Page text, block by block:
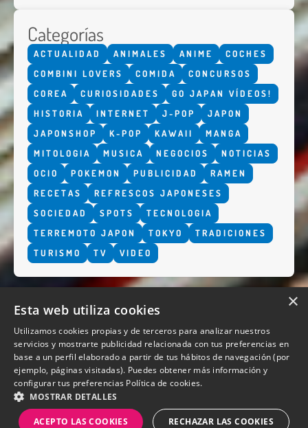
Categorías
ACTUALIDAD ANIMALES ANIME
COCHES
COMBINI LOVERS
COMIDA
CONCURSOS
COREA
CURIOSIDADES
GO JAPAN VÍDEOS!
HISTORIA
INTERNET J-POP
JAPON
JAPONSHOP
K-POP KAWAII
MANGA
MITOLOGIA
MUSICA NEGOCIOS
NOTICIAS
OCIO
POKEMON PUBLICIDAD
RAMEN
RECETAS
REFRESCOS JAPONESES
SOCIEDAD
SPOTS
TECNOLOGIA
TERREMOTO JAPON
TOKYO
TRADICIONES
TURISMO
TV VIDEO
QUIENES SOMOS
×
Esta web utiliza cookies
Utilizamos cookies propias y de terceros para analizar nuestros
servicios y mostrarte publicidad relacionada con tus preferencias en
base a un perfil elaborado a partir de tus hábitos de navegación (por
ejemplo, páginas visitadas). Puedes obtener más información y
configurar tus preferencias Política de cookies.
MOSTRAR DETALLES
ACEPTO LAS COOKIES RECHAZAR LAS COOKIES